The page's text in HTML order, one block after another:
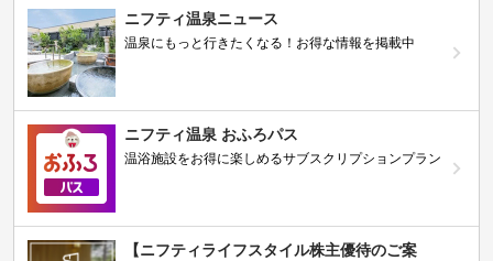
ニフティ温泉ニュース
温泉にもっと行きたくなる！お得な情報を掲載中
ニフティ温泉 おふろパス
温浴施設をお得に楽しめるサブスクリプションプラン
【ニフティライフスタイル株主優待のご案